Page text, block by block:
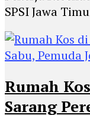
SPSI Jawa
Rumah
Sarang